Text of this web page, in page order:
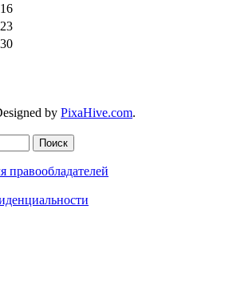
16
23
30
by PixaHive.com.
правообладателей